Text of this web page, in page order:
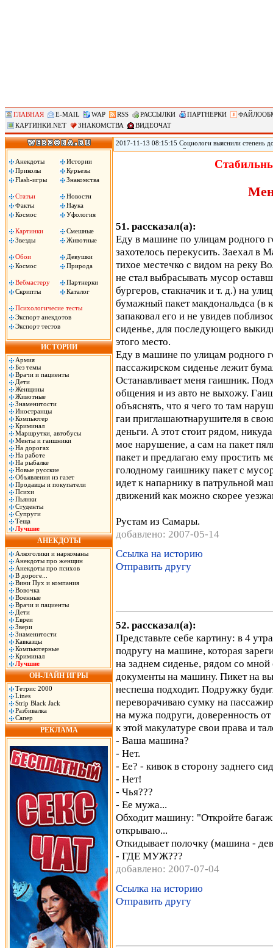
ГЛАВНАЯ E-MAIL WAP RSS РАССЫЛКИ ПАРТНЕРКИ
КАРТИНКИ.NET
ЗНАКОМСТВА ВИДЕОЧАТ
Анекдоты
Истории
Приколы
Курьезы
Flash-игры
Знакомства
Статьи
Новости
Факты
Наука
Космос
Уфология
Картинки
Смешные
Звезды
Животные
Обои
Девушки
Космос
Природа
Вебмастеру
Партнерки
Скрипты
Каталог
Психологичесие тесты
Экспорт анекдотов
Экспорт тестов
ИСТОРИИ
Армия
Без темы
Врачи и пациенты
Дети
Женщины
Животные
Знаменитости
Иностранцы
Компьютер
Криминал
Маршрутки, автобусы
Менты и гаишники
На дорогах
На работе
На рыбалке
Новые русские
Объявления из газет
Продавцы и покупатели
Психи
Пьянки
Студенты
Супруги
Теща
Лучшие
АНЕКДОТЫ
Алкоголики и наркоманы
Анекдоты про женщин
Анекдоты про психов
В дороге...
Вини Пух и компания
Вовочка
Военные
Врачи и пациенты
Дети
Евреи
Звери
Знаменитости
Кавказцы
Компьютерные
Криминал
Лучшие
ОН-ЛАЙН ИГРЫ
Тетрис 2000
Lines
Strip Black Jack
Разбивалка
Сапер
РЕКЛАМА
2017-11-13 08:15:15 Социологи выяснили степень
журналистам и полицейским, следует из
полицейские – 3,12 баллов. При этом 40% заявили,
51. рассказал(а):
Еду в машине по улицам родного
захотелось перекусить. Заехал в
тихое местечко с видом на реку
не стал выбрасывать мусор
бургеров, стакначик и т. д.) на
бумажный пакет макдональдса (в
запаковал его и не увидев
сиденье, для последующего
этого место.
Еду в машине по улицам родного
пассажирском сиденье лежит
Останавливает меня гаишник.
общения и из авто не выхожу.
объяснять, что я чего то там
гаи приглашаютнарушителя в
деньги. А этот стоит рядом,
мое нарушение, а сам на пакет
пакет и предлагаю ему простить
голодному гаишнику пакет с
идет к напарнику в патрульной
движений как можно скорее
Рустам из Самары.
добавлено: 2007-05-14
Ссылка на историю
Отправить другу
52. рассказал(а):
Представьте себе картину: в 4
подругу на машине, которая
на заднем сиденье, рядом со мной
документы на машину. Пикет на
неспеша подходит. Подружку
переворачиваю сумку на
на мужа подруги, доверенность
к этой макулатуре свои права и
- Ваша машина?
- Нет.
- Ее? - кивок в сторону заднего
- Нет!
- Чья???
- Ее мужа...
Обходит машину: "Откройте
открываю...
Откидывает полочку (машина -
- ГДЕ МУЖ???
добавлено: 2007-07-04
Ссылка на историю
Отправить другу